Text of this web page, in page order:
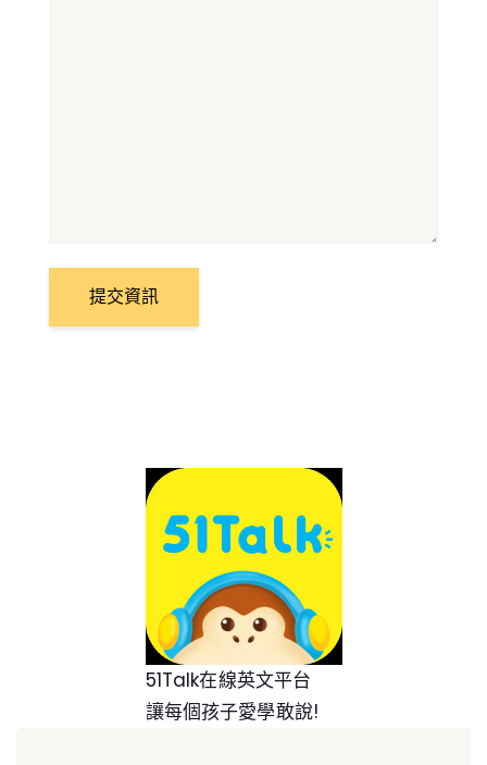
51Talk在線英文平台
讓每個孩子愛學敢說!